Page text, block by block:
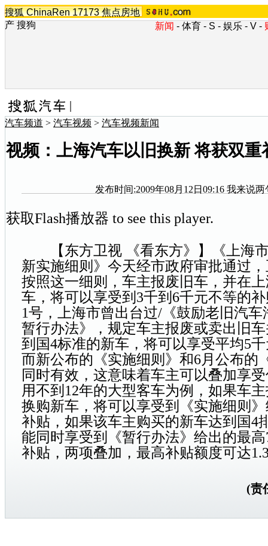
搜狐 ChinaRen 17173 焦点房地
产 搜狗 新闻 - 体育 - S - 娱乐 - V -
汽车频道 > 汽车视频 > 汽车视频新闻
视频：上海汽车以旧换新 将获双重
发布时间:2009年08月12日09:16 我来说两
获取Flash播放器 to see this player.
【东方卫视 《看东方》】《上海
新实施细则》今天经市政府审批通过
按照这一细则，车主报废旧车，并在
车 ，将可以享受到3千到6千元不等的
1号，上海市曾出台过/《鼓励老旧汽车
暂行办法》，规定车主报废或卖出旧
到国4标准的新车 ，将可以享受平均5
而新公布的《实施细则》和6月公布的
同时有效，这意味着车主可以叠加享
用不到12年的大型客车为例，如果车
换购新车 ，将可以享受到《实施细则
补贴，如果该车主购买的新车达到国4
能同时享受到《暂行办法》给出的最
补贴，两项叠加，最高补贴额度可达
(责